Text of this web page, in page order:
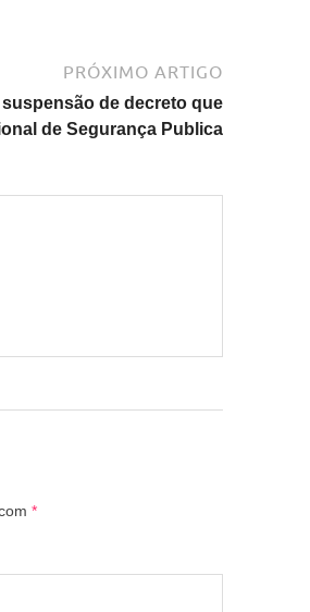
PRÓXIMO ARTIGO
de decreto que
de Segurança Publica
*